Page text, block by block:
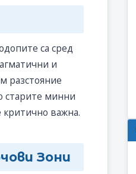
са сред
и
разстояние
старите минни
важна.
Зони